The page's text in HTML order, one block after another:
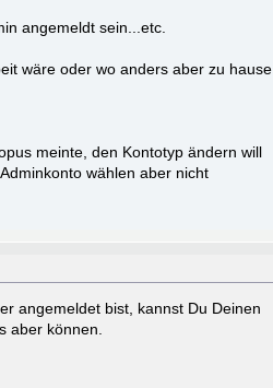
angemeldt sein...etc.
wäre oder wo anders aber zu hause
meinte, den Kontotyp ändern will
wählen aber nicht
angemeldet bist, kannst Du Deinen
aber können.